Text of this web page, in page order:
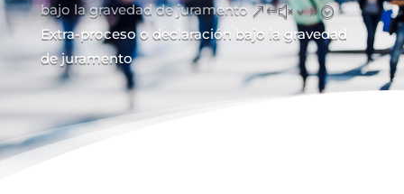
bajo la gravedad de juramento &#x39;
Extra-proceso o declaración bajo la gravedad
de juramento